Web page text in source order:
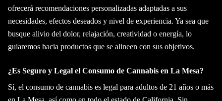
ofrecerá recomendaciones personalizadas adaptadas a sus
necesidades, efectos deseados y nivel de experiencia. Ya sea que
busque alivio del dolor, relajación, creatividad o energía, lo
guiaremos hacia productos que se alineen con sus objetivos.
¿Es Seguro y Legal el Consumo de Cannabis en La Mesa?
Sí, el consumo de cannabis es legal para adultos de 21 años o más